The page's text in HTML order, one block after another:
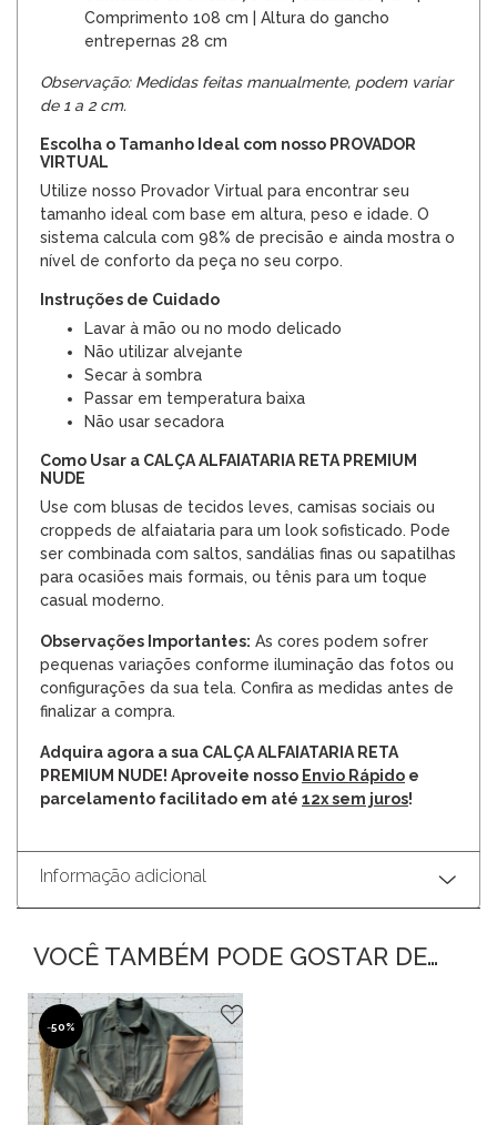
Comprimento 108 cm | Altura do gancho
entrepernas 28 cm
Observação: Medidas feitas manualmente, podem variar
de 1 a 2 cm.
Escolha o Tamanho Ideal com nosso PROVADOR
VIRTUAL
Utilize nosso Provador Virtual para encontrar seu
tamanho ideal com base em altura, peso e idade. O
sistema calcula com 98% de precisão e ainda mostra o
nível de conforto da peça no seu corpo.
Instruções de Cuidado
Lavar à mão ou no modo delicado
Não utilizar alvejante
Secar à sombra
Passar em temperatura baixa
Não usar secadora
Como Usar a CALÇA ALFAIATARIA RETA PREMIUM
NUDE
Use com blusas de tecidos leves, camisas sociais ou
croppeds de alfaiataria para um look sofisticado. Pode
ser combinada com saltos, sandálias finas ou sapatilhas
para ocasiões mais formais, ou tênis para um toque
casual moderno.
Observações Importantes: As cores podem sofrer
pequenas variações conforme iluminação das fotos ou
configurações da sua tela. Confira as medidas antes de
finalizar a compra.
Adquira agora a sua CALÇA ALFAIATARIA RETA
PREMIUM NUDE! Aproveite nosso Envio Rápido e
parcelamento facilitado em até 12x sem juros!
Informação adicional
VOCÊ TAMBÉM PODE GOSTAR DE…
-50%